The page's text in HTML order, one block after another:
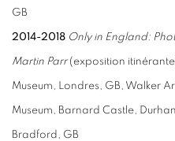
GB
2014-2018 Only in England:
Martin Parr(exposition
Museum, Londres, GB, Walker
Museum, Barnard Castle,
Bradford, GB